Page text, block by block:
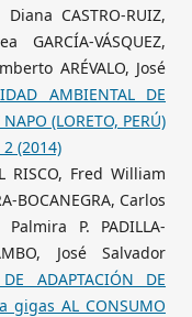
CASTRO-RUIZ,
GARCÍA-VÁSQUEZ,
ARÉVALO, José
AMBIENTAL DE
(LORETO, PERÚ)
(2014)
RISCO, Fred William
BOCANEGRA, Carlos
Palmira P. PADILLA-
José Salvador
DE ADAPTACIÓN DE
gigas AL CONSUMO